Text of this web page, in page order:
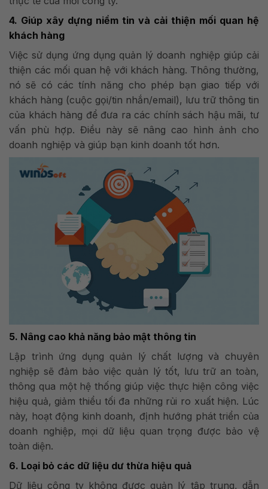
4. Giúp xây dựng niềm tin và cải thiện mối quan hệ
khách hàng
Việc sử dụng ứng dụng quản lý doanh nghiệp giúp cải
thiện các mối quan hệ với khách hàng. Thông thường,
nó sẽ có các tính năng cho phép bạn giao tiếp với
khách hàng (cuộc gọi/tin nhắn/email), lưu trữ thông tin
của khách hàng để đưa ra các chính sách hậu mãi, tư
vấn phù hợp. Điều này sẽ nâng cao hình ảnh cho
doanh nghiệp và giúp bạn kinh doanh tốt hơn.
5. Nâng cao khả năng bảo mật thông tin
Lập trình ứng dụng quản lý chất lượng và chuyên
nghiệp sẽ đảm bảo việc quản lý tốt, lưu trữ an toàn,
thông qua một hệ thống giúp việc thực hiện công việc
hiệu quả, giảm thiểu tối đa những rủi ro xuất hiện. Lúc
này, hoạt động kinh doanh, định hướng phát triển của
doanh nghiệp, mọi dữ liệu quan trọng được bảo vệ
toàn diện.
6. Loại bỏ các dữ liệu dư thừa hiệu quả
Dữ liệu công ty không được quản lý tập trung, dẫn